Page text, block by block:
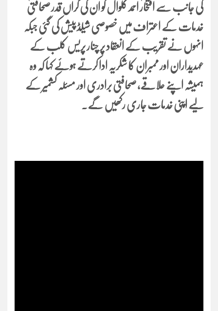
کی جانب سے افتخار احمد کلوال کو ان کی گراں قدر صحافتی
خدمات کے اعتراف میں خصوصی شیلڈ پیش کی گئی جبکہ
انہوں نے تقریب کے انعقاد پر چنار پریس کلب کے
عہدیداران اور ممبران کا شکریہ ادا کرتے ہوئے کہا کہ وہ
ہمیشہ اپنے علاقے، صحافتی برادری اور مسئلہ کشمیر کے
لیے اپنی خدمات جاری رکھیں گے۔